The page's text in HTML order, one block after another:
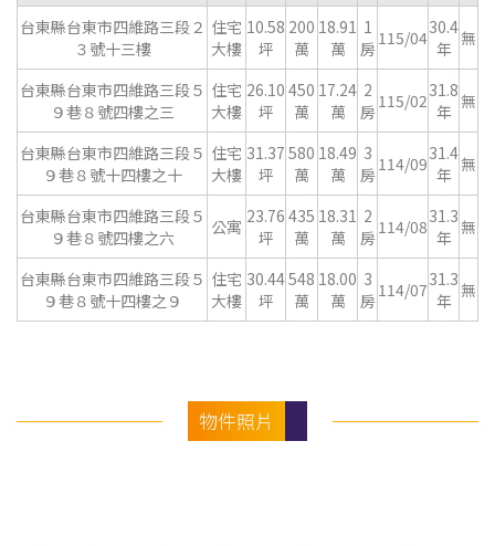
台東縣台東市四維路三段２
３號十三樓
住宅
大樓
10.58
坪
200
萬
18.91
萬
1
房115/0430.4
年 無
台東縣台東市四維路三段５
９巷８號四樓之三
住宅
大樓
26.10
坪
450
萬
17.24
萬
2
房115/0231.8
年 無
台東縣台東市四維路三段５
９巷８號十四樓之十
住宅
大樓
31.37
坪
580
萬
18.49
萬
3
房114/0931.4
年 無
台東縣台東市四維路三段５
９巷８號四樓之六
公寓 23.76
坪
435
萬
18.31
萬
2
房114/0831.3
年 無
台東縣台東市四維路三段５
９巷８號十四樓之９
住宅
大樓
30.44
坪
548
萬
18.00
萬
3
房114/0731.3
年 無
物件照片